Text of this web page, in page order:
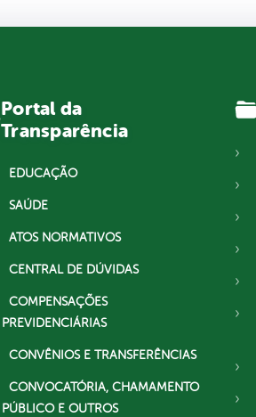
Portal da
Transparência
EDUCAÇÃO
SAÚDE
ATOS NORMATIVOS
CENTRAL DE DÚVIDAS
COMPENSAÇÕES
PREVIDENCIÁRIAS
CONVÊNIOS E TRANSFERÊNCIAS
CONVOCATÓRIA, CHAMAMENTO
PÚBLICO E OUTROS